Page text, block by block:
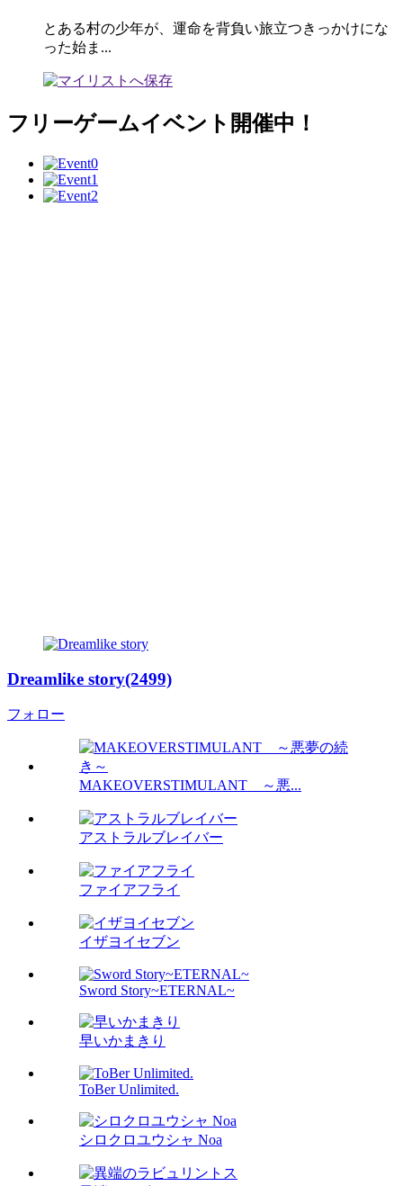
とある村の少年が、運命を背負い旅立つきっかけにな
った始ま...
フリーゲームイベント開催中！
Dreamlike story(2499)
フォロー
MAKEOVERSTIMULANT ～悪...
アストラルブレイバー
ファイアフライ
イザヨイセブン
Sword Story~ETERNAL~
早いかまきり
ToBer Unlimited.
シロクロユウシャ Noa